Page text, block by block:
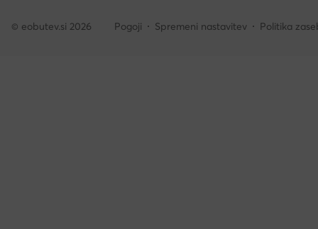
© eobutev.si 2026 Pogoji Spremeni nastavitev Politika